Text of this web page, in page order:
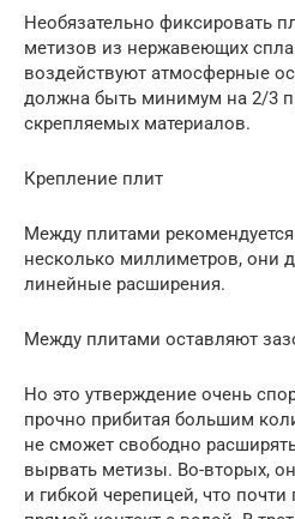
Необязательно фиксировать
метизов из нержавеющих
воздействуют атмосферные
должна быть минимум на 2/3
скрепляемых материалов.
Крепление плит
Между плитами
несколько миллиметров, они
линейные расширения.
Между плитами оставляют
Но это утверждение очень
прочно прибитая большим
не сможет свободно
вырвать метизы. Во-вторых,
и гибкой черепицей, что